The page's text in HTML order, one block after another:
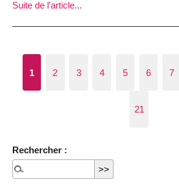
Suite de l'article...
1 2 3 4 5 6 7
21
Rechercher :